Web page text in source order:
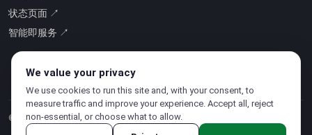
状态页面 ↗
智能即服务 ↗
© 2026 CloudSigma Holding AG.版权所有.
We value your privacy
We use cookies to run this site and, with your consent, to
measure traffic and improve your experience. Accept all, reject
non-essential, or choose what to allow.